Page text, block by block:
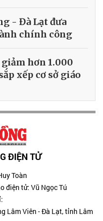
- Đà Lạt đưa
chính công
hơn 1.000
xếp cơ sở giáo
ĐIỆN TỬ
Toàn
điện tử: Vũ Ngọc Tú
Lâm Viên - Đà Lạt, tỉnh Lâm